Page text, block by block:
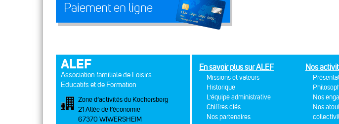
Paiement en ligne
ALEF
Association familiale de Loisirs
Educatifs et de Formation
Zone d’activités du Kochersberg
21 Allée de l’économie
67370 WIWERSHEIM
En savoir plus sur ALEF
Missions et valeurs
Historique
L'équipe administrative
Chiffres clés
Nos partenaires
Nos
Nos
Nos